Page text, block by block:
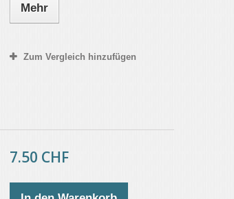
Mehr
Zum Vergleich hinzufügen
7.50 CHF